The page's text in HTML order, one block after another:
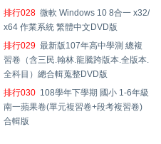
排行028 微軟 Windows 10 8合一 x32/
x64 作業系統 繁體中文DVD版
排行029 最新版107年高中學測 總複
習卷（含三民.翰林.龍騰跨版本.全版本.
全科目）總合輯蒐整DVD版
排行030 108學年下學期 國小 1-6年級
南一蘋果卷(單元複習卷+段考複習卷)
合輯版